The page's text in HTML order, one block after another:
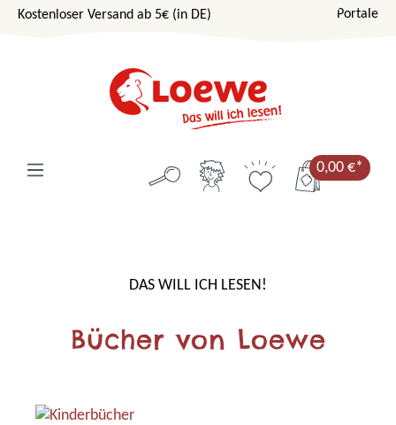
Zum Hauptinhalt springen
Kostenloser Versand ab 5€ (in DE) Portale
0,00 €*
DAS WILL ICH LESEN!
Bücher von Loewe